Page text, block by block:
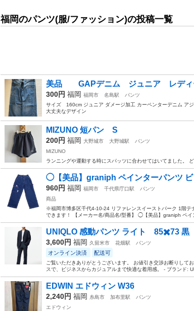
福岡のパンツ(服/ファッション)の投稿一覧
美品 GAPデニム ジュニア レディ
300円 福岡 福岡市 名島駅
パンツ
サイズ 160cm ジュニア ダメージ加工 カーペンターデニム ア
大丈夫なデザイン
MIZUNO 短パン S
200円 福岡 大野城市 大野城駅
パンツ
MIZUNO
ランニングや運動する時にスパッツに合わせてはいてました。 ど
◯【美品】graniph ペインターパンツ ビ
960円 福岡 福岡市 千代県庁口駅
パンツ
商品
※福岡市博多区千代4-10-24 リファレンスイーストパーク 1階
できます！ 【メーカー名/商品名/型番】 ◯【美品】graniph ペイ
UNIQLO 感動パンツ ライト 85✖️73
3,600円 福岡 久留米市 花畑駅 パンツ
オンライン決済 配送可
ご覧いただきありがとうございます。 お値引き交渉お断りして
スで、ビジネスからカジュアルまで快適な着用感。 - ブランド:
EDWIN エドウィン W36
2,240円 福岡 糸島市 加布里駅
パンツ
エドウィン